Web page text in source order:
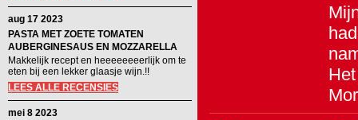
aug 17 2023
PASTA MET ZOETE TOMATEN
AUBERGINESAUS EN MOZZARELLA
Makkelijk recept en heeeeeeeerlijk om te
eten bij een lekker glaasje wijn.!!
LEES ALLE RECENSIES
mei 8 2023